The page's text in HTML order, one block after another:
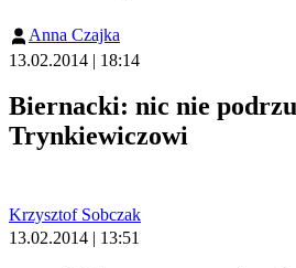
Anna Czajka
13.02.2014 | 18:14
Biernacki: nic nie
Trynkiewiczowi
Krzysztof Sobczak
13.02.2014 | 13:51